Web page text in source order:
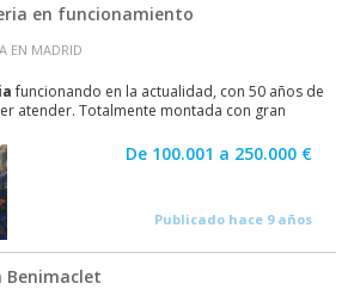
en funcionamiento
EN MADRID
funcionando en la actualidad, con 50 años de
atender. Totalmente montada con gran
De 100.001 a 250.000 €
Publicado hace 9 años
Benimaclet